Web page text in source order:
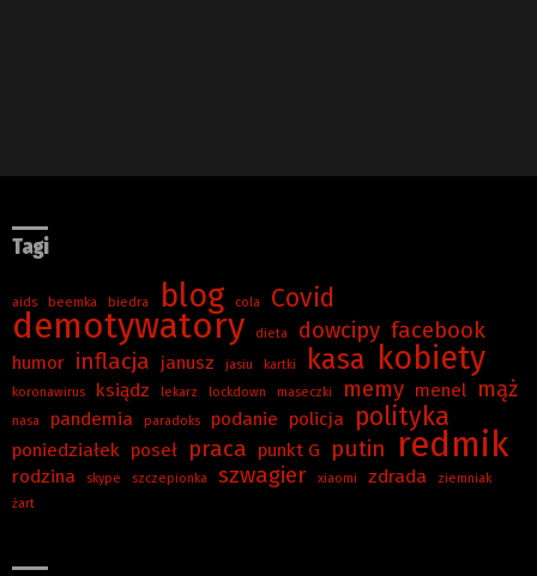
Tagi
aids beemka biedra blog cola Covid
demotywatory dieta dowcipy facebook
humor inflacja janusz jasiu kartki kasa kobiety
koronawirus ksiądz lekarz lockdown maseczki memy menel mąż
nasa pandemia paradoks podanie policja polityka
poniedziałek poseł praca punkt G putin redmik
rodzina skype szczepionka szwagier xiaomi zdrada
ziemniak
żart